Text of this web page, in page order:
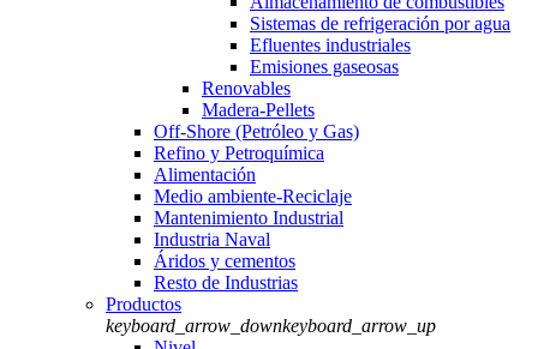
Sistemas de refrigeración por agua
Efluentes industriales
Emisiones gaseosas
Renovables
Madera-Pellets
Off-Shore (Petróleo y Gas)
Refino y Petroquímica
Alimentación
Medio ambiente-Reciclaje
Mantenimiento Industrial
Industria Naval
Áridos y cementos
Resto de Industrias
Productos
keyboard_arrow_downkeyboard_arrow_up